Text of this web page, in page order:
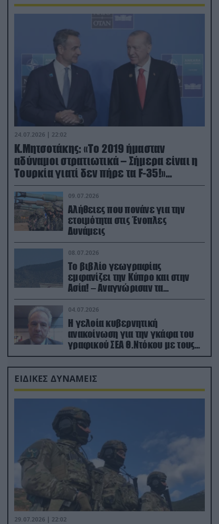
24.07.2026 | 22:02
Κ.Μητσοτάκης: «Το 2019 ήμασταν
αδύναμοι στρατιωτικά – Σήμερα είναι η
Τουρκία γιατί δεν πήρε τα F-35!»
(βίντεο)
09.07.2026
Αλήθειες που πονάνε για την
ετοιμότητα στις Ένοπλες
Δυνάμεις
08.07.2026
Το βιβλίο γεωγραφίας
εμφανίζει την Κύπρο και στην
Ασία! – Αναγνώρισαν τα
κατεχόμενα; (φωτο)
04.07.2026
Η γελοία κυβερνητική
ανακοίνωση για την γκάφα του
γραφικού ΣΕΑ Θ.Ντόκου με τους
Ρώσους φαρσέρ
ΕΙΔΙΚΕΣ ΔΥΝΑΜΕΙΣ
29.07.2026 | 22:02